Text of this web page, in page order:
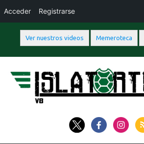
Ver nuestros videos Memeroteca
contenido
Acceder Registrarse